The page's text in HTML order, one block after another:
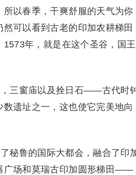
以春季，干爽舒服的天气为你
可以看到古老的印加农耕梯田
年，就是在这个圣谷，国王
，三窗庙以及拴日石——古代时
遗址之一，这也使它完美地向
秘鲁的国际大都会，融合了印
广场和莫瑞古印加圆形梯田——